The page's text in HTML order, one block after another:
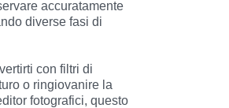
accuratamente
diverse fasi di
con filtri di
o ringiovanire la
fotografici, questo